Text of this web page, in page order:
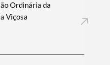
Ordinária da
Viçosa